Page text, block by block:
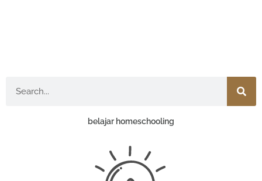
belajar homeschooling